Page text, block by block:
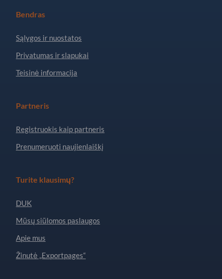
Bendras
Sąlygos ir nuostatos
Privatumas ir slapukai
Teisinė informacija
Partneris
Registruokis kaip partneris
Prenumeruoti naujienlaiškį
Turite klausimų?
DUK
Mūsų siūlomos paslaugos
Apie mus
Žinutė „Exportpages“